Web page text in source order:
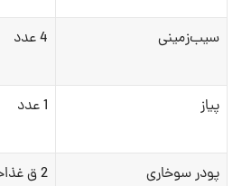
سیب‌زمینی 4 عدد
پیاز 1 عدد
پودر سوخاری 2 ق غذاخوری